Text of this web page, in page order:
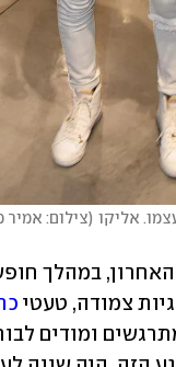
אליקו (צילום: אמיר
צמודה, טעטי